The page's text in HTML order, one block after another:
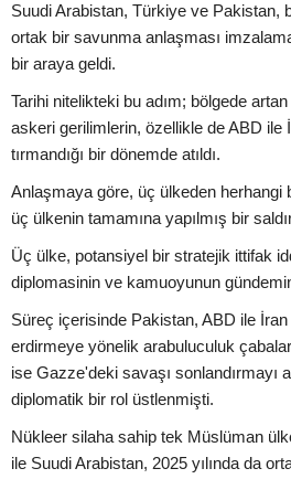
Suudi Arabistan, Türkiye ve Pakistan,
ortak bir savunma anlaşması
bir araya geldi.
Tarihi nitelikteki bu adım; bölgede
askeri gerilimlerin, özellikle de ABD ile
tırmandığı bir dönemde atıldı.
Anlaşmaya göre, üç ülkeden herhangi
üç ülkenin tamamına yapılmış bir
Üç ülke, potansiyel bir stratejik ittifak
diplomasinin ve kamuoyunun
Süreç içerisinde Pakistan, ABD ile
erdirmeye yönelik arabuluculuk
ise Gazze'deki savaşı sonlandırmayı
diplomatik bir rol üstlenmişti.
Nükleer silaha sahip tek Müslüman
ile Suudi Arabistan, 2025 yılında da